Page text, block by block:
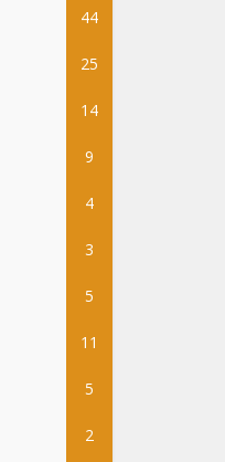
44
25
14
9
4
3
5
11
5
2